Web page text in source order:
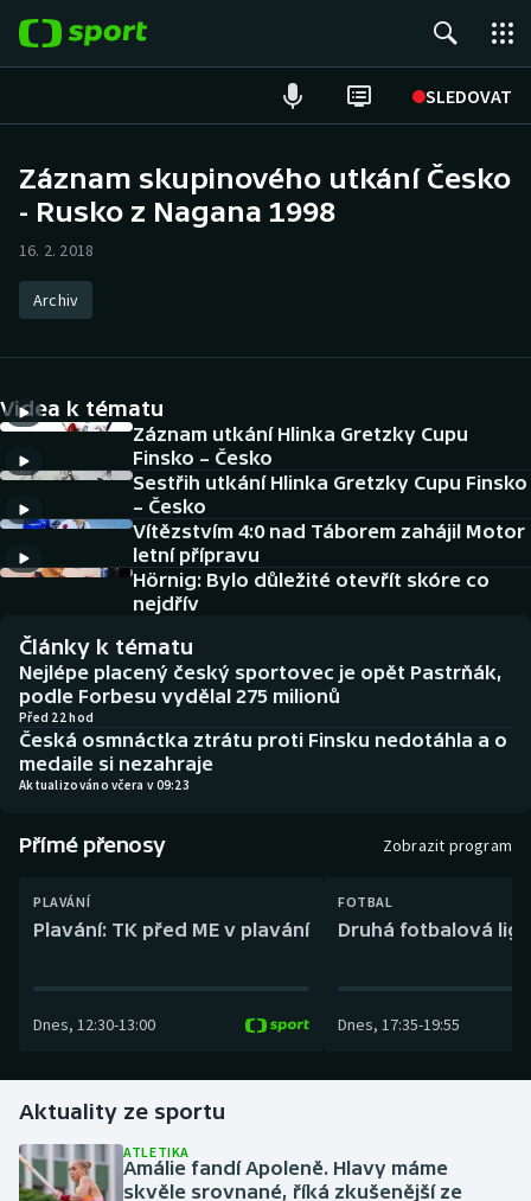
SLEDOVAT
Hokej
Atletika
DALŠÍ SPORTY
Americký fotbal
Baseball a softbal
Biatlon
Boby a skeleton
Box
Curling
Dostihy
Gymnastika
Házená
NEPŘEHLÉDNĚTE
Historické návraty
Aplikace ČT sport
AZ kvíz
Záznam skupinového utkání Česko
- Rusko z Nagana 1998
16. 2. 2018
Archiv
Videa k tématu
Záznam utkání Hlinka Gretzky Cupu
Finsko – Česko
Sestřih utkání Hlinka Gretzky Cupu Finsko
– Česko
Vítězstvím 4:0 nad Táborem zahájil Motor
letní přípravu
Hörnig: Bylo důležité otevřít skóre co
nejdřív
Články k tématu
Nejlépe placený český sportovec je opět Pastrňák,
podle Forbesu vydělal 275 milionů
Před 22 hod
Česká osmnáctka ztrátu proti Finsku nedotáhla a o
medaile si nezahraje
Aktualizováno včera v 09:23
Přímé přenosy Zobrazit program
PLAVÁNÍ
Plavání: TK před ME v plavání
Dnes, 12:30-13:00
FOTBAL
Druhá fotbalová
Dnes, 17:35-19:55
Aktuality ze sportu
ATLETIKA
Amálie fandí Apoleně. Hlavy máme
skvěle srovnané, říká zkušenější ze